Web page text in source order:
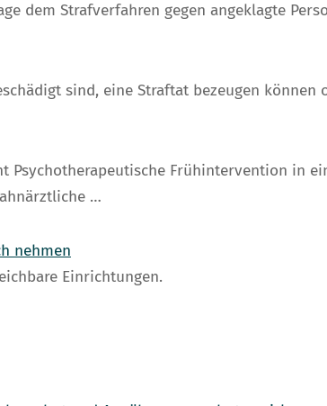
dem Strafverfahren gegen angeklagte
sind, eine Straftat bezeugen
Psychotherapeutische Frühintervention in
…
nehmen
Einrichtungen.